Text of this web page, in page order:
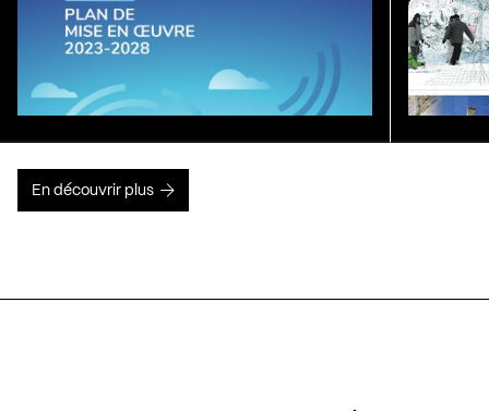
En découvrir plus